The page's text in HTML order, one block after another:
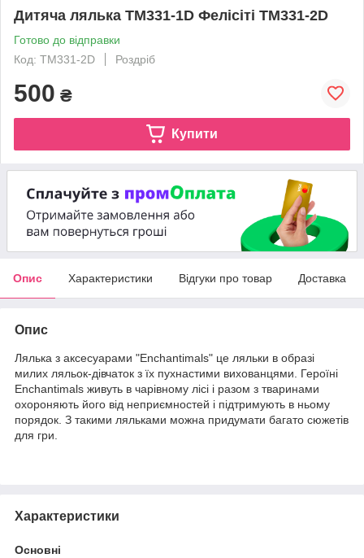
Дитяча лялька TM331-1D Фелісіті ТМ331-2D
Готово до відправки
Код: TM331-2D
Роздріб
500 ₴
Купити
Опис Характеристики Відгуки про товар Доставка
Опис
Лялька з аксесуарами "Enchantimals" це ляльки в образі
милих ляльок-дівчаток з їх пухнастими вихованцями. Героїні
Enchantimals живуть в чарівному лісі і разом з тваринами
охороняють його від неприємностей і підтримують в ньому
порядок. З такими ляльками можна придумати багато сюжетів
для гри.
Характеристики
Основні